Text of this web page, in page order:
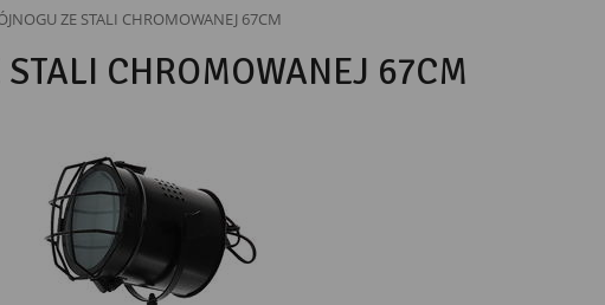
ZE STALI CHROMOWANEJ 67CM
CHROMOWANEJ 67CM